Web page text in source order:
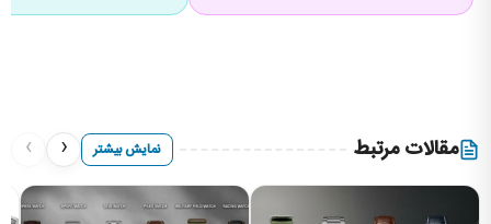
مقالات مرتبط نمایش بیشتر ‹
›